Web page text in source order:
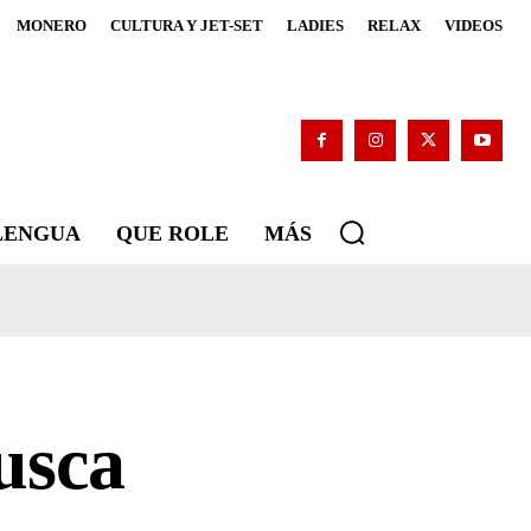
MONERO CULTURA Y JET-SET LADIES RELAX VIDEOS
QUE ROLE MÁS